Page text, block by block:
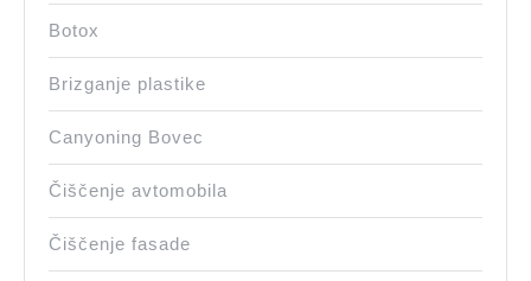
Botox
Brizganje plastike
Canyoning Bovec
Čiščenje avtomobila
Čiščenje fasade